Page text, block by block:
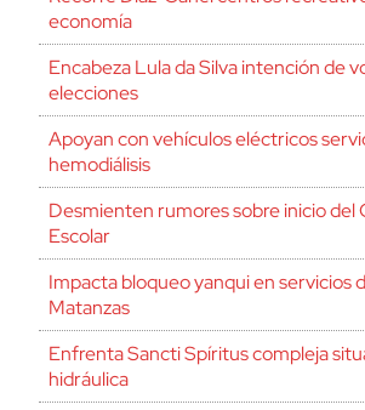
economía
Encabeza Lula da Silva intención de
elecciones
Apoyan con vehículos eléctricos
hemodiálisis
Desmienten rumores sobre inicio del
Escolar
Impacta bloqueo yanqui en servicios
Matanzas
Enfrenta Sancti Spíritus compleja
hidráulica